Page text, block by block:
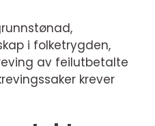
i folketrygden,
av feilutbetalte
krever